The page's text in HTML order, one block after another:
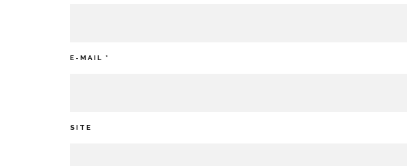
E-MAIL *
SITE